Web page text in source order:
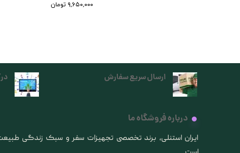
۹,۶۵۰,۰۰۰ تومان
ارسال سریع سفارش
درباره فروشگاه ما
​ایران استنلی، برند تخصصی تجهیزات سفر و سبک زندگی